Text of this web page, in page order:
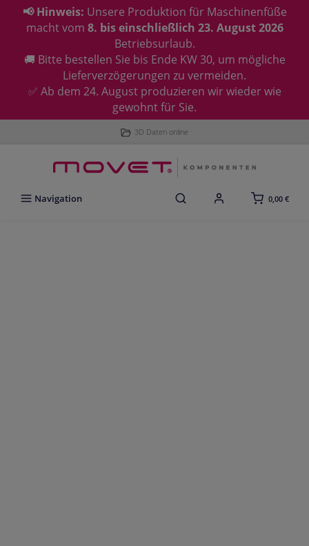
📢 Hinweis: Unsere Produktion für Maschinenfüße
macht vom 8. bis einschließlich 23. August 2026
Betriebsurlaub.
🚚 Bitte bestellen Sie bis Ende KW 30, um mögliche
Lieferverzögerungen zu vermeiden.
✅ Ab dem 24. August produzieren wir wieder wie
gewohnt für Sie.
3D Daten online
Navigation 0,00 €